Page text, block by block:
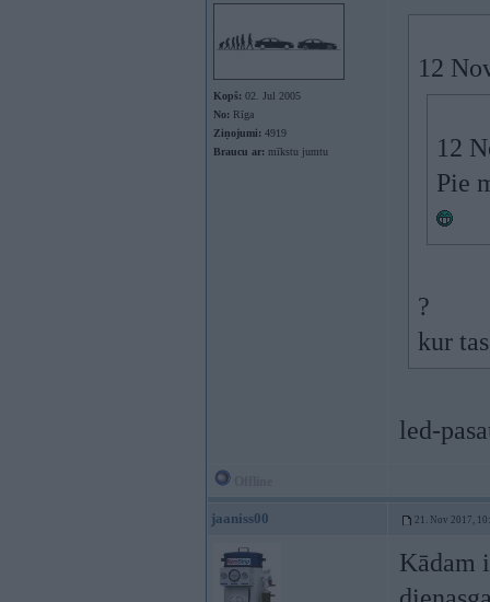
Kopš: 02. Jul 2005
No: Rīga
Ziņojumi: 4919
Braucu ar: mīkstu jumtu
12
12
Pie
?
kur
led-
jaaniss00 21. Nov 2017,
Kādam